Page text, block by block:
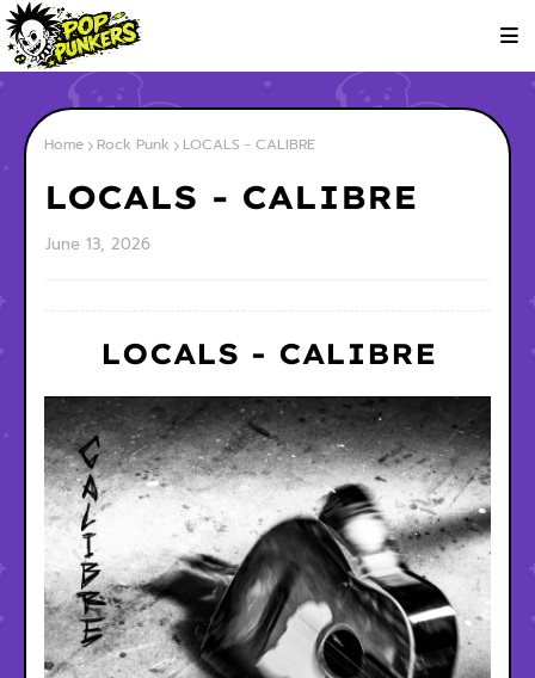
Home Rock Punk LOCALS - CALIBRE
LOCALS - CALIBRE
June 13, 2026
LOCALS - CALIBRE